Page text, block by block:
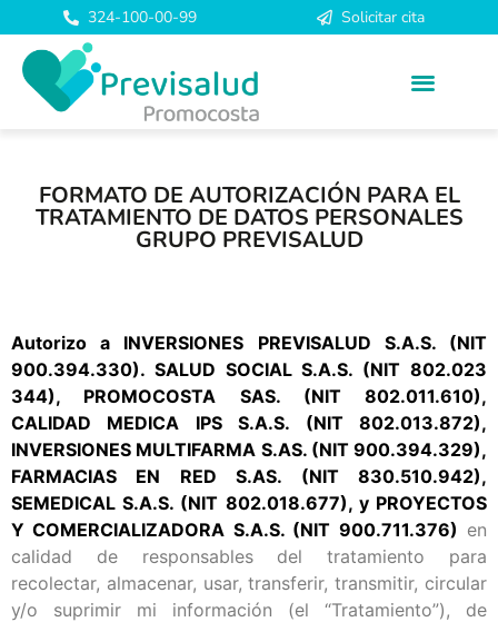
324-100-00-99 Solicitar cita
FORMATO DE AUTORIZACIÓN PARA EL
TRATAMIENTO DE DATOS PERSONALES
GRUPO PREVISALUD
Autorizo a INVERSIONES PREVISALUD S.A.S. (NIT
900.394.330). SALUD SOCIAL S.A.S. (NIT 802.023
344), PROMOCOSTA SAS. (NIT 802.011.610),
CALIDAD MEDICA IPS S.A.S. (NIT 802.013.872),
INVERSIONES MULTIFARMA S.AS. (NIT 900.394.329),
FARMACIAS EN RED S.AS. (NIT 830.510.942),
SEMEDICAL S.A.S. (NIT 802.018.677), y PROYECTOS
Y COMERCIALIZADORA S.A.S. (NIT 900.711.376) en
calidad de responsables del tratamiento para
recolectar, almacenar, usar, transferir, transmitir, circular
y/o suprimir mi información (el “Tratamiento”), de